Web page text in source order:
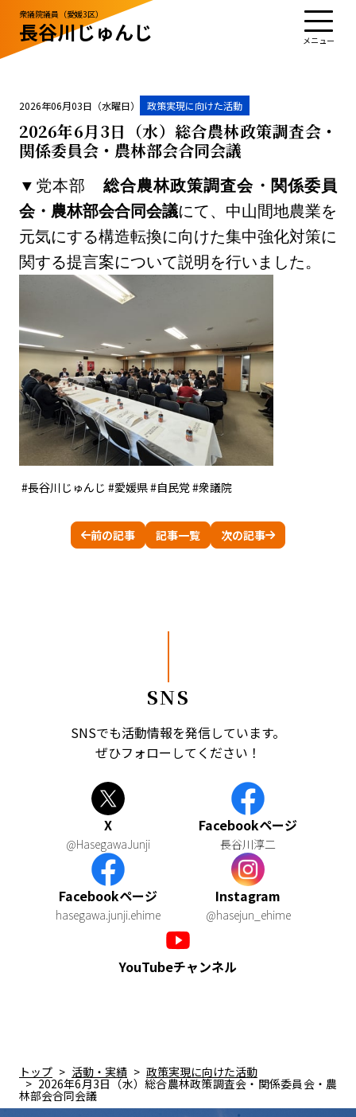
衆議院議員（愛媛3区）
長谷川じゅんじ
TOPプロフィール活動・実績
政治姿勢お知らせ応援するお問い合わせ
お問い合わせ
サイトポリシー
2026年06月03日（水曜日） 政策実現に向けた活動
2026年6月3日（水）総合農林政策調査会・
関係委員会・農林部会合同会議
▼党本部 総合農林政策調査会・関係委員
会・農林部会合同会議にて、中山間地農業を
元気にする構造転換に向けた集中強化対策に
関する提言案について説明を行いました。
#長谷川じゅんじ #愛媛県 #自民党 #衆議院
前の記事 記事一覧 次の記事
SNS
SNSでも活動情報を発信しています。
ぜひフォローしてください！
X
@HasegawaJunji
Facebookページ
長谷川淳二
Facebookページ
hasegawa.junji.ehime
Instagram
@hasejun_ehime
YouTubeチャンネル
トップ 活動・実績 政策実現に向けた活動
2026年6月3日（水）総合農林政策調査会・関係委員会・農
林部会合同会議